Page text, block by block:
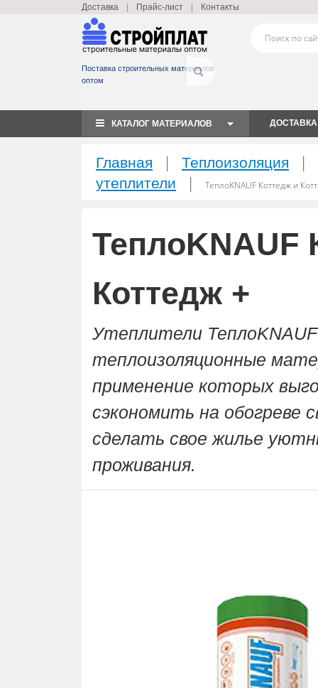
Доставка | Прайс-лист | Контакты
Поставка строительных материалов
оптом
КАТАЛОГ МАТЕРИАЛОВ ДОСТАВКА
Главная | Теплоизоляция |
утеплители | ТеплоKNAUF Коттедж и
ТеплоKNAUF
Коттедж +
Утеплители
теплоизоляционные
применение которых
сэкономить на обогреве
сделать свое жилье
проживания.